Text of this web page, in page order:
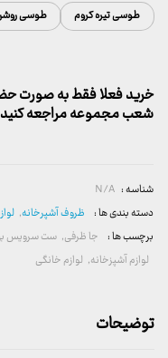
طوسی تیره کروم
طوسی
خرید فعلا فقط به صورت
شعب مجموعه مراجعه
شناسه : N/A
دسته بندی ها : ظروف آشپرخانه,
برچسب ها : جا ظرفی, ست سرویس
لوازم آشپزخانه, لوازم خانگی
توضیحات